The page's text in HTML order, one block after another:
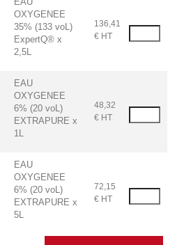
OXYGENEE
35% (133 voL)
ExpertQ® x
2,5L
136,41
€ HT
EAU
OXYGENEE
6% (20 voL)
EXTRAPURE x
1L
48,32
€ HT
EAU
OXYGENEE
6% (20 voL)
EXTRAPURE x
5L
72,15
€ HT